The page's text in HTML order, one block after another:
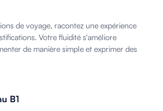
de voyage, racontez une expérience
Votre fluidité s'améliore
de manière simple et exprimer des
B1